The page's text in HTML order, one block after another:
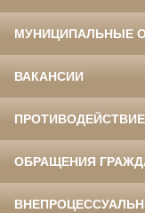
МУНИЦИПАЛЬНЫЕ
ВАКАНСИИ
ОБРАЩЕНИЯ